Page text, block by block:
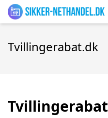
Tvillingerabat.dk